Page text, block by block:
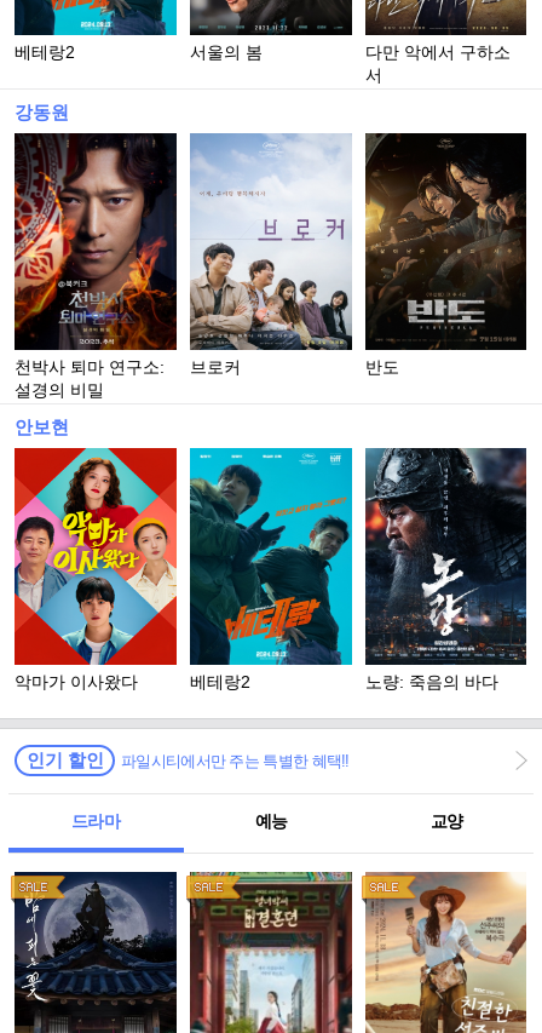
베테랑2 서울의 봄
다만 악에서 구하소
서
강동원
천박사 퇴마 연구소:
설경의 비밀
브로커 반도
안보현
악마가 이사왔다 베테랑2 노량: 죽음의 바다
인기 할인 파일시티에서만 주는 특별한 혜택!!
드라마 예능 교양